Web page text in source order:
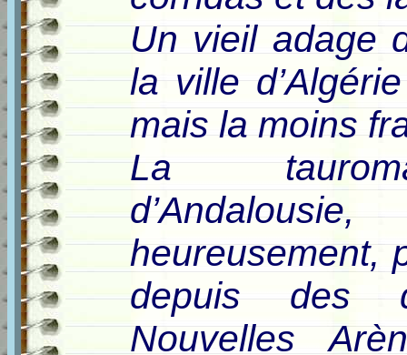
Un vieil adage
la ville
mais la moins
La
heureusement,
depuis des
Nouvelles